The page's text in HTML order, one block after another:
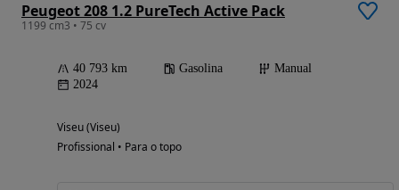
Peugeot 208 1.2 PureTech Active Pack
1199 cm3 • 75 cv
40 793 km Gasolina
Manual
2024
Viseu (Viseu)
Profissional • Para o topo